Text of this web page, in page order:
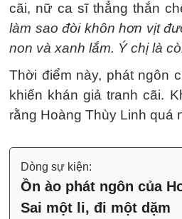
cãi, nữ ca sĩ thẳng thắn
làm sao đòi khôn hơn vịt
non và xanh lắm. Ý chị là
Thời điểm này, phát ngôn
khiến khán giả tranh cãi.
rằng Hoàng Thùy Linh quá
Dòng sự kiện:
Ồn ào phát ngôn của
Sai một li, đi một dặm